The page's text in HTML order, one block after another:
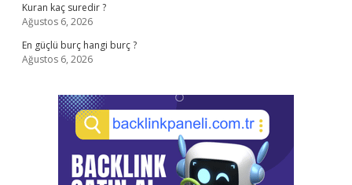
Kuran kaç suredir ?
Ağustos 6, 2026
En güçlü burç hangi burç ?
Ağustos 6, 2026